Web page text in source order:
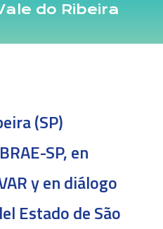
do Ribeira
(SP)
SP, en
y en diálogo
Estado de São